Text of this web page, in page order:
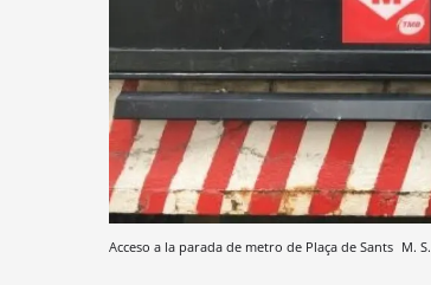
Acceso a la parada de metro de Plaça de Sants M. S.